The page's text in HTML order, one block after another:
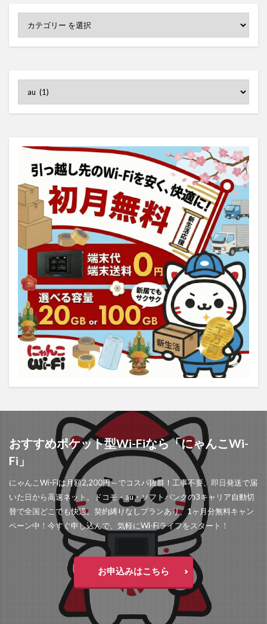
おすすめポケット型Wi-Fiなら「にゃんこWi-
Fi」
にゃんこWi-Fiは月額2,200円～でコスパ抜群！工事不要、即日発送で届
いた日から高速ネット。ドコモ・au・ソフトバンクの3キャリア自動切
替で全国どこでも快適。契約縛りなしプランあり、1ヶ月分無料キャン
ペーン中！今すぐ申し込んで、気軽にWi-Fiライフをスタート！
お申込みはこちら